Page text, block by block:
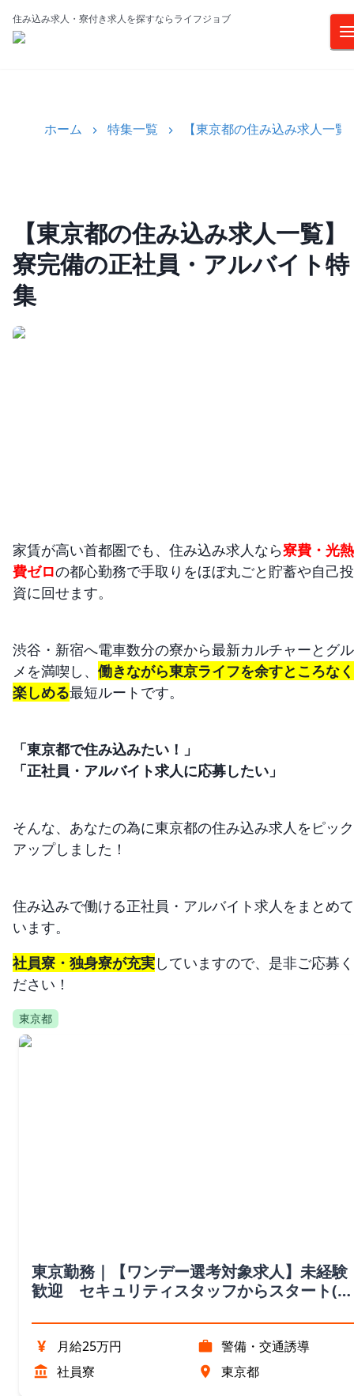
住み込み求人・寮付き求人を探すならライフジョブ
ホーム 特集一覧 【東京都の住み込み求人一
【東京都の住み込み求人一覧】
寮完備の正社員・アルバイト特
集
家賃が高い首都圏でも、住み込み求人なら寮費・光熱
費ゼロの都心勤務で手取りをほぼ丸ごと貯蓄や自己投
資に回せます。
渋谷・新宿へ電車数分の寮から最新カルチャーとグル
メを満喫し、 働きながら東京ライフを余すところなく
楽しめる最短ルートです。
「東京都で住み込みたい！」
「正社員・アルバイト求人に応募したい」
そんな、あなたの為に東京都の住み込み求人をピック
アップしました！
住み込みで働ける正社員・アルバイト求人をまとめて
います。
社員寮・独身寮が充実していますので、是非ご応募く
ださい！
東京都
東京勤務｜【ワンデー選考対象求人】未経験
歓迎 セキュリティスタッフからスタート(業
¥
月給25万円
警備・交通誘導
社員寮
東京都